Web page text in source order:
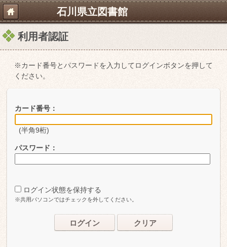
石川県立図書館
利用者認証
※カード番号とパスワードを入力してログインボタンを押して
ください。
カード番号：
(半角9桁)
パスワード：
ログイン状態を保持する
※共用パソコンではチェックを外してください。
ログイン クリア